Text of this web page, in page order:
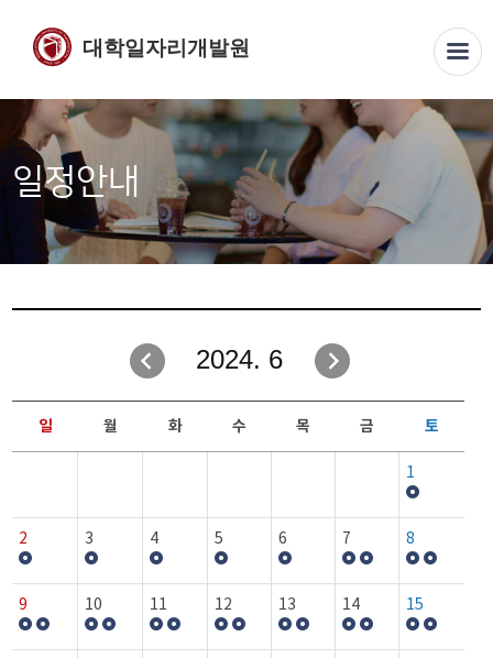
대학일자리개발원
일정안내
2024. 6
일 월 화 수 목 금 토
1
2 3 4 5 6 7 8
9 10 11 12 13 14 15